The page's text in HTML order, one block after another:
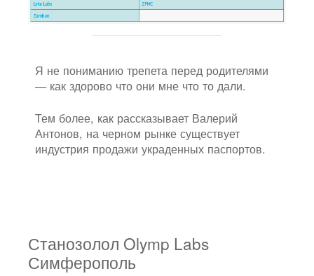
Я не пониманию трепета перед родителями
— как здорово что они мне что то дали.
Тем более, как рассказывает Валерий
Антонов, на черном рынке существует
индустрия продажи украденных паспортов.
Станозолол Olymp Labs
Симферополь